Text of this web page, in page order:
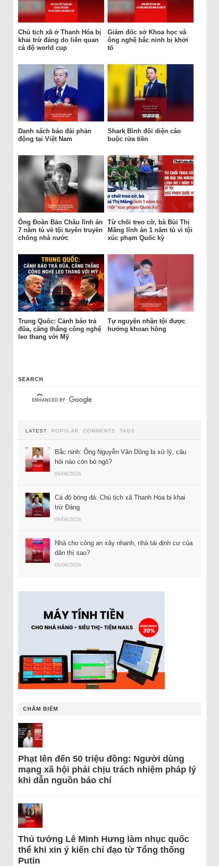
Chủ tịch xã ở Thanh Hóa bị
khai trừ đảng do liên quan
cá độ world cup
Giám đốc sở Khoa học và
ông nghệ bắc ninh bị khởi
tố
Danh sách báo đài phản
động tại Việt Nam
Shark Bình đối diện cáo
buộc rửa tiền
Ông Đoàn Bảo Châu lĩnh án
7 năm tù về tội tuyên truyền
chống nhà nước
Từ chối treo cờ, bà Bùi Thị
Măng lĩnh án 1 năm tù vì tội
xúc phạm Quốc kỳ
Trung Quốc: Cảnh báo trả
đũa, căng thẳng công nghệ
leo thang với Mỹ
Tự nguyện nhận tội được
hưởng khoan hồng
SEARCH
LATEST POPULAR COMMENTS TAGS
Bắc ninh: Ông Nguyễn Văn Dũng bị xử lý, câu
hỏi nào còn bỏ ngỏ?
08/08/2026
Cá độ bóng đá: Chủ tịch xã Thanh Hóa bị khai
trừ Đảng
08/08/2026
Nhà cho công an xây nhanh, nhà tái định cư của
dân thì sao?
08/08/2026
CHÂM BIẾM
Phạt lên đến 50 triệu đồng: Người dùng
mạng xã hội phải chịu trách nhiệm pháp lý
khi dẫn nguồn báo chí
Thủ tướng Lê Minh Hưng làm nhục quốc
thể khi xin ý kiến chỉ đạo từ Tổng thống
Putin